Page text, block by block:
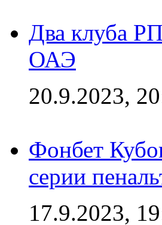
Два клуба
ОАЭ
20.9.2023,
Фонбет
серии
17.9.2023,